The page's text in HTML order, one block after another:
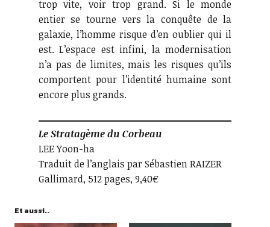
trop vite, voir trop grand. Si le monde
entier se tourne vers la conquête de la
galaxie, l’homme risque d’en oublier qui il
est. L’espace est infini, la modernisation
n’a pas de limites, mais les risques qu’ils
comportent pour l’identité humaine sont
encore plus grands.
Le Stratagème du Corbeau
LEE Yoon-ha
Traduit de l’anglais par Sébastien RAIZER
Gallimard, 512 pages, 9,40€
Et aussi..